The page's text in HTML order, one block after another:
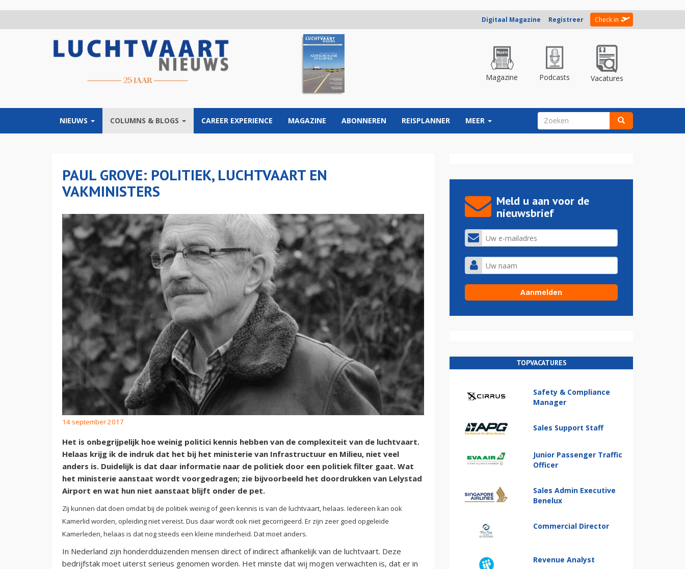
Digitaal Magazine Registreer Check in
Magazine Podcasts Vacatures
NIEUWS COLUMNS & BLOGS CAREER EXPERIENCE MAGAZINE ABONNEREN REISPLANNER MEER ZOEKVELD
PAUL GROVE: POLITIEK, LUCHTVAART EN
VAKMINISTERS
14 september 2017
Het is onbegrijpelijk hoe weinig politici kennis hebben van de complexiteit van de luchtvaart.
Helaas krijg ik de indruk dat het bij het ministerie van Infrastructuur en Milieu, niet veel
anders is. Duidelijk is dat daar informatie naar de politiek door een politiek filter gaat. Wat
het ministerie aanstaat wordt voorgedragen; zie bijvoorbeeld het doordrukken van Lelystad
Airport en wat hun niet aanstaat blijft onder de pet.
Zij kunnen dat doen omdat bij de politiek weinig of geen kennis is van de luchtvaart, helaas. Iedereen kan ook
Kamerlid worden, opleiding niet vereist. Dus daar wordt ook niet gecorrigeerd. Er zijn zeer goed opgeleide
Kamerleden, helaas is dat nog steeds een kleine minderheid. Dat moet anders.
In Nederland zijn honderdduizenden mensen direct of indirect afhankelijk van de luchtvaart. Deze
bedrijfstak moet uiterst serieus genomen worden. Het minste dat wij mogen verwachten is, dat er in
Meld u aan voor de
nieuwsbrief
TOPVACATURES
Safety & Compliance
Manager
Sales Support Staff
Junior Passenger Traffic
Officer
Sales Admin Executive
Benelux
Commercial Director
Revenue Analyst